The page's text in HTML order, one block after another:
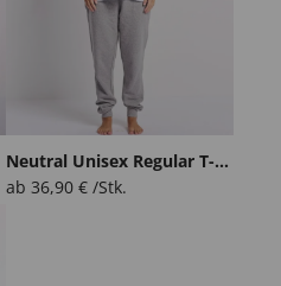
Neutral Unisex Regular T-Shirt
ab 36,90 € /Stk.